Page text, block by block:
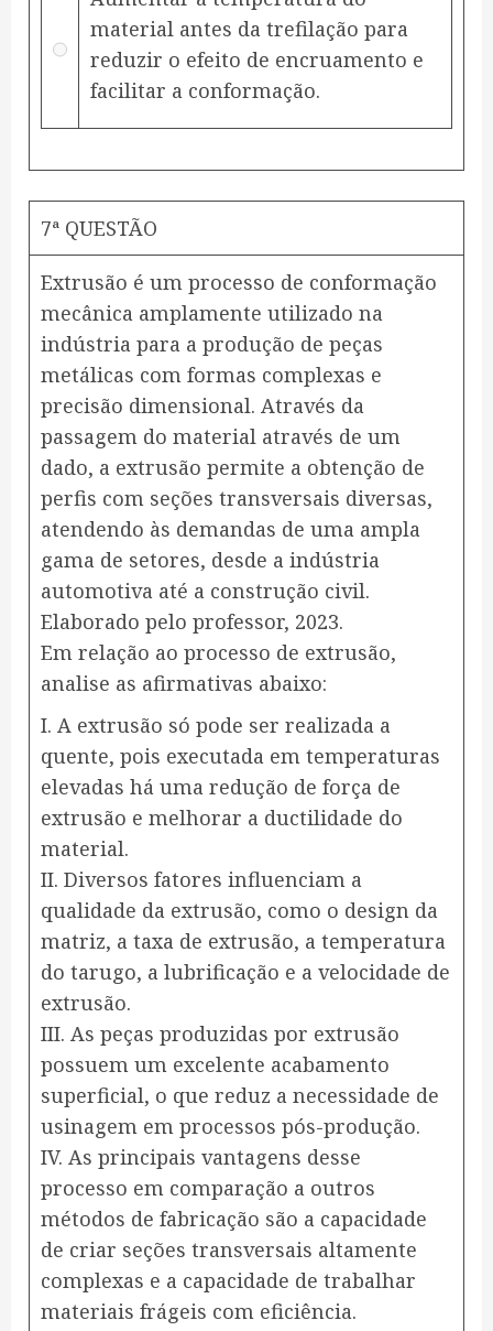
material antes da trefilação para
reduzir o efeito de encruamento e
facilitar a conformação.
7ª QUESTÃO
Extrusão é um processo de conformação
mecânica amplamente utilizado na
indústria para a produção de peças
metálicas com formas complexas e
precisão dimensional. Através da
passagem do material através de um
dado, a extrusão permite a obtenção de
perfis com seções transversais diversas,
atendendo às demandas de uma ampla
gama de setores, desde a indústria
automotiva até a construção civil.
Elaborado pelo professor, 2023.
Em relação ao processo de extrusão,
analise as afirmativas abaixo:
I. A extrusão só pode ser realizada a
quente, pois executada em temperaturas
elevadas há uma redução de força de
extrusão e melhorar a ductilidade do
material.
II. Diversos fatores influenciam a
qualidade da extrusão, como o design da
matriz, a taxa de extrusão, a temperatura
do tarugo, a lubrificação e a velocidade de
extrusão.
III. As peças produzidas por extrusão
possuem um excelente acabamento
superficial, o que reduz a necessidade de
usinagem em processos pós-produção.
IV. As principais vantagens desse
processo em comparação a outros
métodos de fabricação são a capacidade
de criar seções transversais altamente
complexas e a capacidade de trabalhar
materiais frágeis com eficiência.